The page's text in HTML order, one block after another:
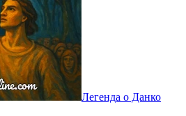
Легенда о Данко